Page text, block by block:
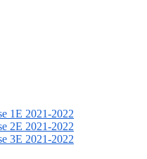
1E 2021-2022
2E 2021-2022
3E 2021-2022